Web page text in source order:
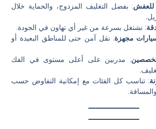
: بفضل التغليف المزدوج، والحماية خلال
: نشتغل بسرعة من غير أي تهاون في الجودة.
مجهزة: نقل آمن حتى للمناطق البعيدة أو
: مدربين على أعلى مستوى في الفك
: تناسب كل الفئات مع إمكانية التفاوض حسب